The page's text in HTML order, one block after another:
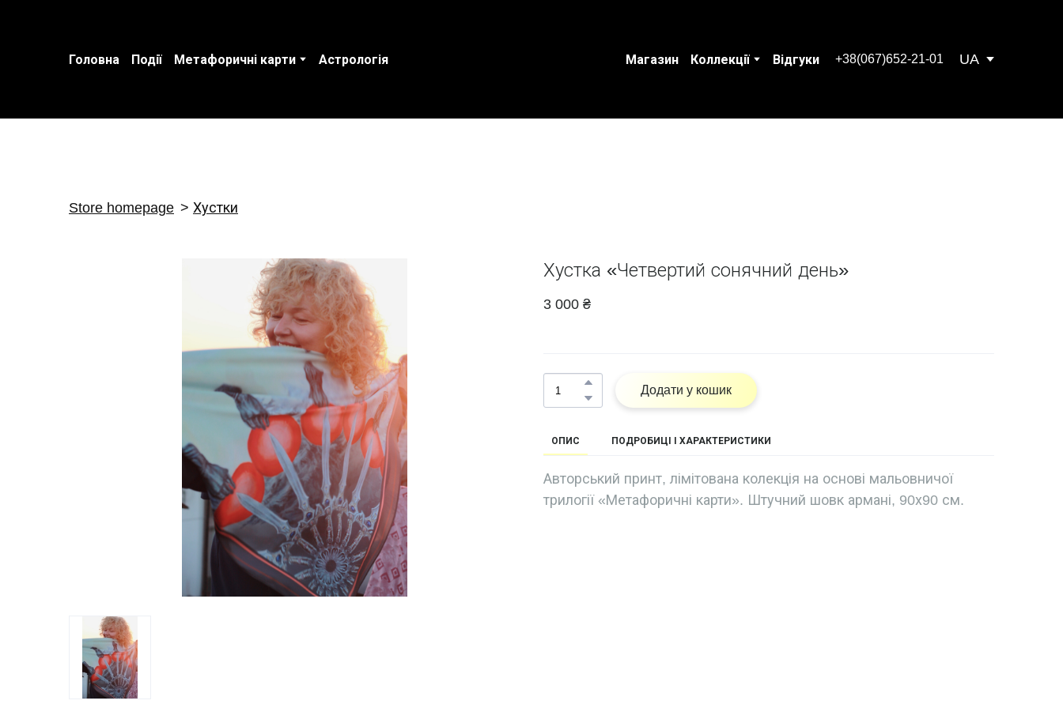
Головна Події Метафоричні карти Астрологія Магазин Коллекції Відгуки +38(067)652-21-01 UA
Store homepage Хустки
Хустка «Четвертий сонячний день»
3 000 ₴
Додати у кошик
ОПИС ПОДРОБИЦІ І ХАРАКТЕРИСТИКИ
Авторський принт, лімітована колекція на основі мальовничої
трилогії «Метафоричні карти». Штучний шовк армані, 90х90 см.